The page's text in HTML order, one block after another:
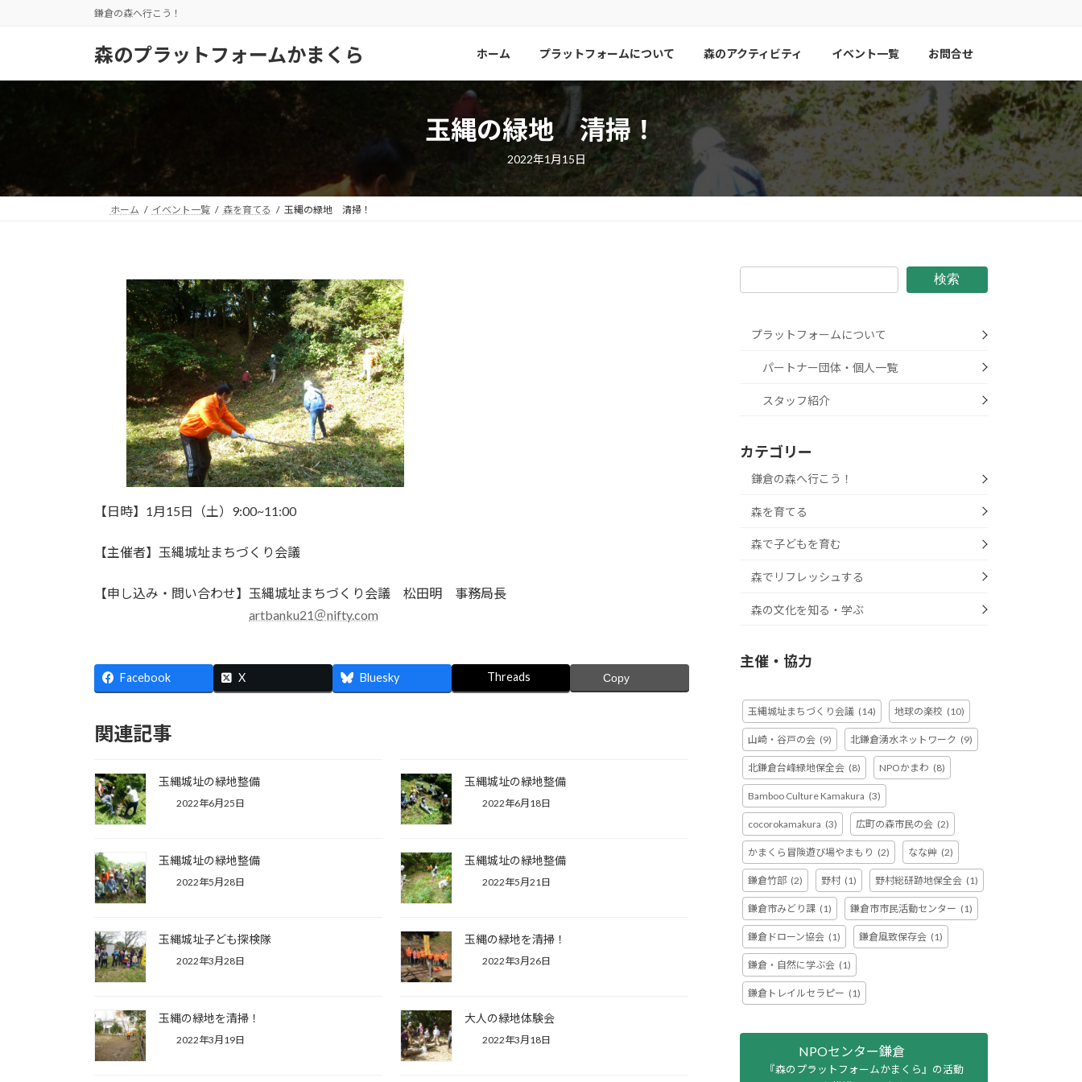
プ
動
鎌倉の森へ行こう！
森のプラットフォームかまくら ホーム プラットフォームについて 森のアクティビティ イベント一覧 お問合せ
玉縄の緑地 清掃！
2022年1月15日
ホーム イベント一覧 森を育てる 玉縄の緑地 清掃！
【日時】1月15日（土）9:00~11:00
【主催者】玉縄城址まちづくり会議
【申し込み・問い合わせ】玉縄城址まちづくり会議 松田明 事務局長
artbanku21＠nifty.com
Facebook X Bluesky Threads Copy
関連記事
玉縄城址の緑地整備
2022年6月25日
玉縄城址の緑地整備
2022年6月18日
玉縄城址の緑地整備
2022年5月28日
玉縄城址の緑地整備
2022年5月21日
玉縄城址子ども探検隊
2022年3月28日
玉縄の緑地を清掃！
2022年3月26日
玉縄の緑地を清掃！
2022年3月19日
大人の緑地体験会
2022年3月18日
検索
プラットフォームについて
パートナー団体・個人一覧
スタッフ紹介
カテゴリー
鎌倉の森へ行こう！
森を育てる
森で子どもを育む
森でリフレッシュする
森の文化を知る・学ぶ
主催・協力
玉縄城址まちづくり会議 (14) 地球の楽校 (10)
山崎・谷戸の会 (9) 北鎌倉湧水ネットワーク (9)
北鎌倉台峰緑地保全会 (8) NPOかまわ (8)
Bamboo Culture Kamakura (3)
cocorokamakura (3) 広町の森市民の会 (2)
かまくら冒険遊び場やまもり (2) なな艸 (2)
鎌倉竹部 (2) 野村 (1) 野村総研跡地保全会 (1)
鎌倉市みどり課 (1) 鎌倉市市民活動センター (1)
鎌倉ドローン協会 (1) 鎌倉風致保存会 (1)
鎌倉・自然に学ぶ会 (1)
鎌倉トレイルセラピー (1)
NPOセンター鎌倉
『森のプラットフォームかまくら』の活動